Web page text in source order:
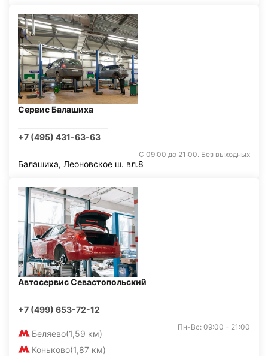
Сервис Балашиха
+7 (495) 431-63-63
С 09:00 до 21:00. Без выходных
Балашиха, Леоновское ш. вл.8
Автосервис Севастопольский
+7 (499) 653-72-12
Беляево(1,59 км)
Коньково(1,87 км)
Пн-Вс: 09:00 - 21:00